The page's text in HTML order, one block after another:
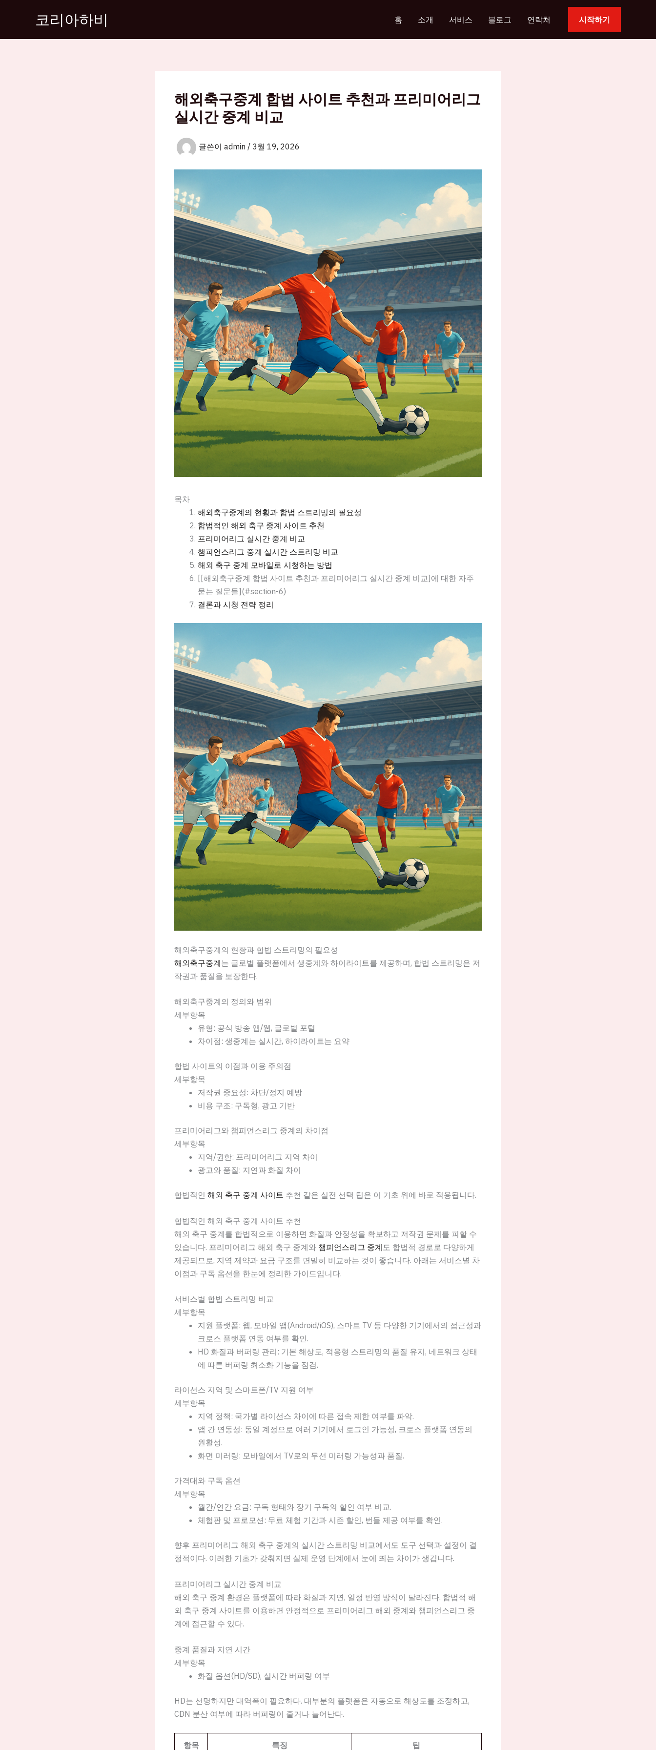
코리아하비 홈 소개 서비스 블로그 연락처 시작하기
해외축구중계 합법 사이트 추천과 프리미어리그
실시간 중계 비교
글쓴이 admin / 3월 19, 2026
목차
해외축구중계의 현황과 합법 스트리밍의 필요성
합법적인 해외 축구 중계 사이트 추천
프리미어리그 실시간 중계 비교
챔피언스리그 중계 실시간 스트리밍 비교
해외 축구 중계 모바일로 시청하는 방법
[[해외축구중계 합법 사이트 추천과 프리미어리그 실시간 중계 비교]에 대한 자주
묻는 질문들](#section-6)
결론과 시청 전략 정리
해외축구중계의 현황과 합법 스트리밍의 필요성
해외축구중계는 글로벌 플랫폼에서 생중계와 하이라이트를 제공하며, 합법 스트리밍은 저
작권과 품질을 보장한다.
해외축구중계의 정의와 범위
세부항목
유형: 공식 방송 앱/웹, 글로벌 포털
차이점: 생중계는 실시간, 하이라이트는 요약
합법 사이트의 이점과 이용 주의점
세부항목
저작권 중요성: 차단/정지 예방
비용 구조: 구독형, 광고 기반
프리미어리그와 챔피언스리그 중계의 차이점
세부항목
지역/권한: 프리미어리그 지역 차이
광고와 품질: 지연과 화질 차이
합법적인 해외 축구 중계 사이트 추천 같은 실전 선택 팁은 이 기초 위에 바로 적용됩니다.
합법적인 해외 축구 중계 사이트 추천
해외 축구 중계를 합법적으로 이용하면 화질과 안정성을 확보하고 저작권 문제를 피할 수
있습니다. 프리미어리그 해외 축구 중계와 챔피언스리그 중계 도 합법적 경로로 다양하게
제공되므로, 지역 제약과 요금 구조를 면밀히 비교하는 것이 좋습니다. 아래는 서비스별 차
이점과 구독 옵션을 한눈에 정리한 가이드입니다.
서비스별 합법 스트리밍 비교
세부항목
지원 플랫폼: 웹, 모바일 앱(Android/iOS), 스마트 TV 등 다양한 기기에서의 접근성과
크로스 플랫폼 연동 여부를 확인.
HD 화질과 버퍼링 관리: 기본 해상도, 적응형 스트리밍의 품질 유지, 네트워크 상태
에 따른 버퍼링 최소화 기능을 점검.
라이선스 지역 및 스마트폰/TV 지원 여부
세부항목
지역 정책: 국가별 라이선스 차이에 따른 접속 제한 여부를 파악.
앱 간 연동성: 동일 계정으로 여러 기기에서 로그인 가능성, 크로스 플랫폼 연동의
원활성.
화면 미러링: 모바일에서 TV로의 무선 미러링 가능성과 품질.
가격대와 구독 옵션
세부항목
월간/연간 요금: 구독 형태와 장기 구독의 할인 여부 비교.
체험판 및 프로모션: 무료 체험 기간과 시즌 할인, 번들 제공 여부를 확인.
향후 프리미어리그 해외 축구 중계의 실시간 스트리밍 비교에서도 도구 선택과 설정이 결
정적이다. 이러한 기초가 갖춰지면 실제 운영 단계에서 눈에 띄는 차이가 생깁니다.
프리미어리그 실시간 중계 비교
해외 축구 중계 환경은 플랫폼에 따라 화질과 지연, 일정 반영 방식이 달라진다. 합법적 해
외 축구 중계 사이트를 이용하면 안정적으로 프리미어리그 해외 중계와 챔피언스리그 중
계에 접근할 수 있다.
중계 품질과 지연 시간
세부항목
화질 옵션(HD/SD), 실시간 버퍼링 여부
HD는 선명하지만 대역폭이 필요하다. 대부분의 플랫폼은 자동으로 해상도를 조정하고,
CDN 분산 여부에 따라 버퍼링이 줄거나 늘어난다.
항목 특징 팁